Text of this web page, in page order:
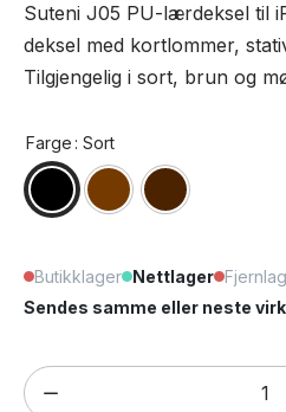
Suteni J05 PU-lærdeksel til
deksel med kortlommer,
Tilgjengelig i sort, brun og
Farge : Sort
Butikklager Nettlager
Sendes samme eller neste
Suteni